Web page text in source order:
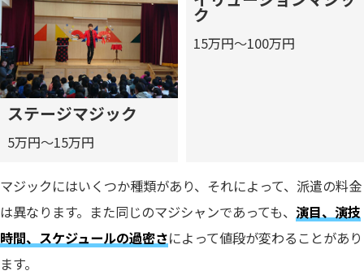
ステージマジック
5万円～15万円
ク
15万円～100万円
マジックにはいくつか種類があり、それによって、派遣の料金
は異なります。また同じのマジシャンであっても、 演目、演技
時間、スケジュールの過密さによって値段が変わることがあり
ます。